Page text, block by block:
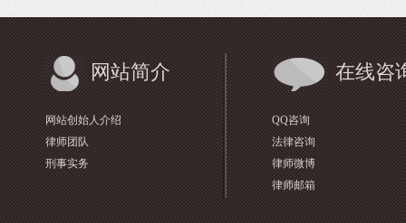
网站简介
网站创始人介绍
律师团队
刑事实务
在线咨
QQ咨询
法律咨询
律师微博
律师邮箱